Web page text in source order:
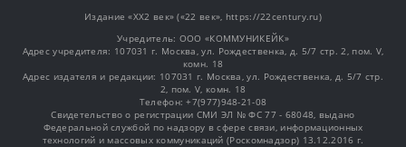
Издание «XX2 век» («22 век», https://22century.ru)
Учредитель: OOO «КОММУНИКЕЙК»
Адрес учредителя: 107031 г. Москва, ул. Рождественка, д. 5/7 стр. 2, пом. V,
комн. 18
Адрес издателя и редакции: 107031 г. Москва, ул. Рождественка, д. 5/7 стр.
2, пом. V, комн. 18
Телефон: +7(977)948-21-08
Свидетельство о регистрации СМИ ЭЛ № ФС 77 - 68048, выдано
Федеральной службой по надзору в сфере связи, информационных
технологий и массовых коммуникаций (Роскомнадзор) 13.12.2016 г.